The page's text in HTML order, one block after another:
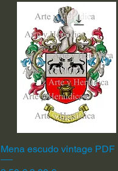
Vista rápida
Mena escudo vintage PDF